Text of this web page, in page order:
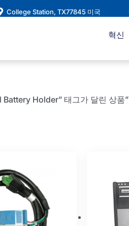
College Station, TX77845 미국
혁신
Holder” 태그가 달린 상품”